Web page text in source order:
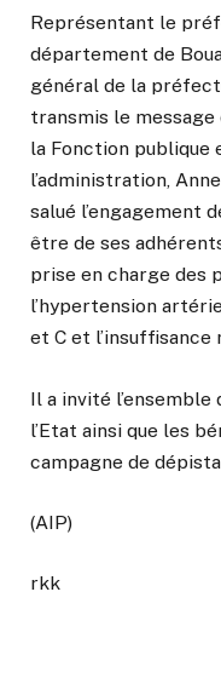
Représentant le
département de
général de la
transmis le
la Fonction publique
l’administration,
salué l’engagement
être de ses
prise en charge des
l’hypertension
et C et l’insuffisance
Il a invité
l’Etat ainsi que les
campagne de
(AIP)
rkk